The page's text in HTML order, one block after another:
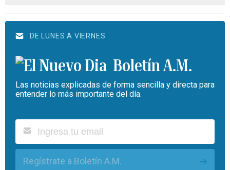
DE LUNES A VIERNES
Boletín A.M.
Las noticias explicadas de forma sencilla y directa para
entender lo más importante del día.
Regístrate a Boletín A.M.